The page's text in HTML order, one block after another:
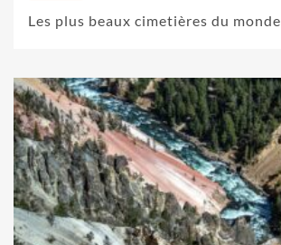
Les plus beaux cimetières du monde